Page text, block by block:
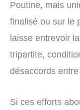
Poutine, mais
finalisé ou sur le
laisse entrevoir la
tripartite,
désaccords
Si ces efforts